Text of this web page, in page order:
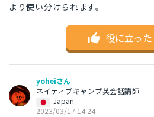
より使い分けられます。
役に立った
yoheiさん
ネイティブキャンプ英会話講師
Japan
2023/03/17 14:24